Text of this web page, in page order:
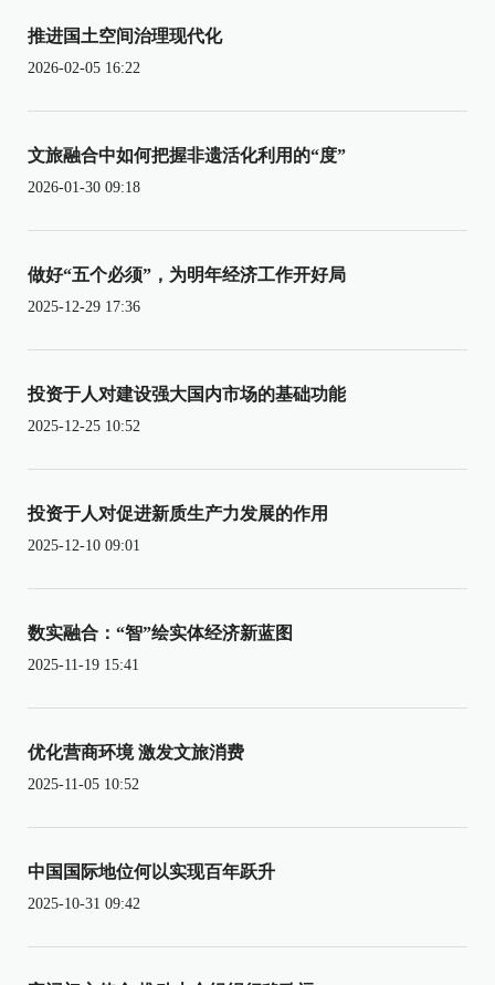
推进国土空间治理现代化
2026-02-05 16:22
文旅融合中如何把握非遗活化利用的“度”
2026-01-30 09:18
做好“五个必须”，为明年经济工作开好局
2025-12-29 17:36
投资于人对建设强大国内市场的基础功能
2025-12-25 10:52
投资于人对促进新质生产力发展的作用
2025-12-10 09:01
数实融合：“智”绘实体经济新蓝图
2025-11-19 15:41
优化营商环境 激发文旅消费
2025-11-05 10:52
中国国际地位何以实现百年跃升
2025-10-31 09:42